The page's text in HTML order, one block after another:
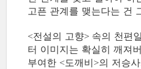
고픈 관계를 맺는다는 건
<전설의 고향> 속의 천편
터 이미지는 확실히 깨져
부여한 <도깨비>의 저승